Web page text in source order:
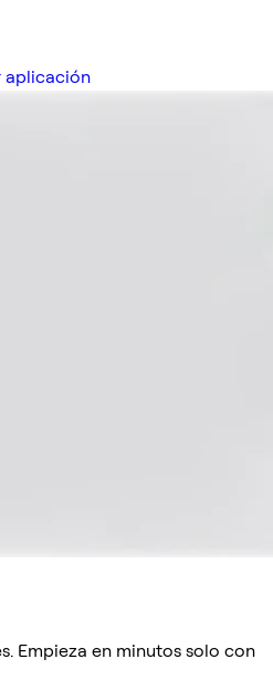
aplicación
Empieza en minutos solo con